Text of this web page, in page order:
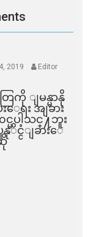
2019
Editor
ြကို ျမန္မာနို
ေရး အျခား
င္မပါသင္႔ဘူး
နုိင္ငံျခားေ